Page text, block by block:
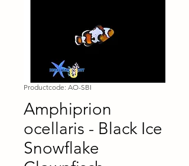
Productcode: AO-SBI
Amphiprion
ocellaris - Black Ice
Snowflake